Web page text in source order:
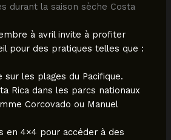
durant la saison sèche Costa
à avril invite à profiter
pour des pratiques telles que :
sur les plages du Pacifique.
Rica dans les parcs nationaux
Corcovado ou Manuel
en 4×4 pour accéder à des